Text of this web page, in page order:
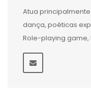
Atua
dança, poéticas
Role-playing game,